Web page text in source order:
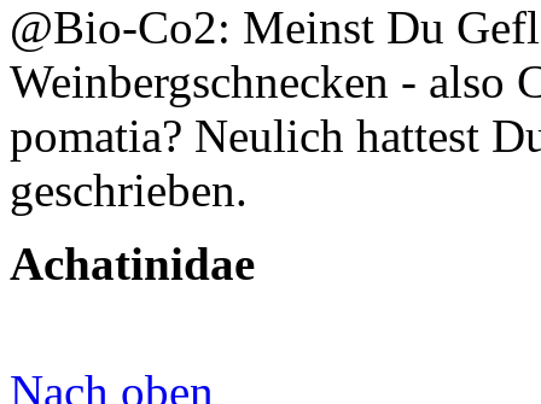
@Bio-Co2: Meinst Du
Weinbergschnecken - also
pomatia? Neulich hattest
geschrieben.
Achatinidae
Nach oben